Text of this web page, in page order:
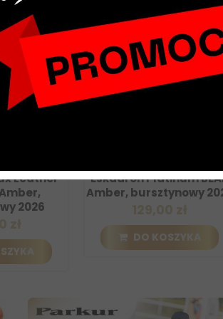
Eskadron Platinum BEAR
Amber, bursztynowy 2025
DO KOSZYKA